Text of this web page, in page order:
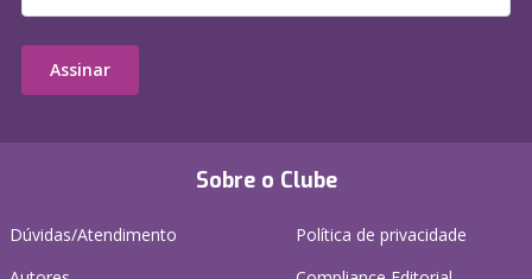
Sobre o Clube
Dúvidas/Atendimento
Política de privacidade
Assinar